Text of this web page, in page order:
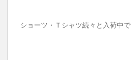
ショーツ・Ｔシャツ続々と入荷中で